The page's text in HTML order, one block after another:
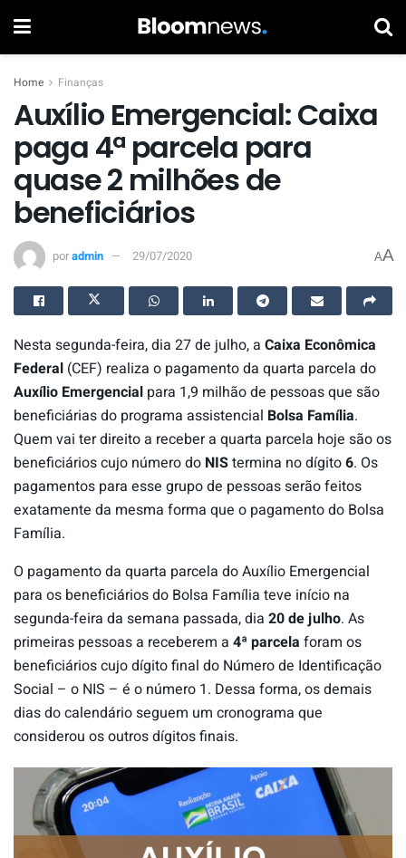
Home Finanças
Auxílio Emergencial: Caixa
paga 4ª parcela para
quase 2 milhões de
beneficiários
poradmin 29/07/2020 AA
Nesta segunda-feira, dia 27 de julho, a Caixa Econômica
Federal (CEF) realiza o pagamento da quarta parcela do
Auxílio Emergencial para 1,9 milhão de pessoas que são
beneficiárias do programa assistencial Bolsa Família.
Quem vai ter direito a receber a quarta parcela hoje são os
beneficiários cujo número do NIStermina no dígito6. Os
pagamentos para esse grupo de pessoas serão feitos
exatamente da mesma forma que o pagamento do Bolsa
Família.
O pagamento da quarta parcela do Auxílio Emergencial
para os beneficiários do Bolsa Família teve início na
segunda-feira da semana passada, dia 20 de julho. As
primeiras pessoas a receberem a 4ª parcela foram os
beneficiários cujo dígito final do Número de Identificação
Social – o NIS – é o número 1. Dessa forma, os demais
dias do calendário seguem um cronograma que
considerou os outros dígitos finais.